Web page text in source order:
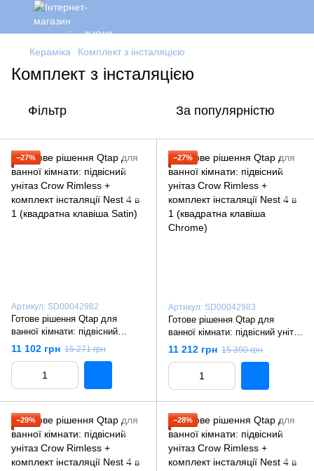
Кераміка Комплект з інсталяцією
Комплект з інсталяцією
Фільтр За популярністю
−27%
Артикул: SD00042982
Готове рішення Qtap для
ванної кімнати: підвісний
унітаз Crow Rimless +
комплект інсталяції Nest 4 в 1
(квадратна клавіша Satin)
11 102 грн 15 271 грн
−27%
Артикул: SD00042983
Готове рішення Qtap для
ванної кімнати: підвісний унітаз
Crow Rimless + комплект
інсталяції Nest 4 в 1
(квадратна клавіша Chrome)
11 212 грн 15 390 грн
−29% −28%